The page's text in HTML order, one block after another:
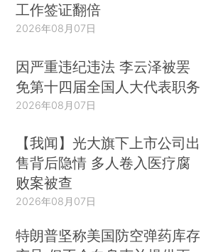
工作签证翻倍
2026年08月07日
因严重违纪违法 李云泽被罢
免第十四届全国人大代表职务
2026年08月07日
【我闻】光大旗下上市公司出
售背后隐情 多人卷入医疗腐
败案被查
2026年08月07日
特朗普坚称美国防空弹药库存